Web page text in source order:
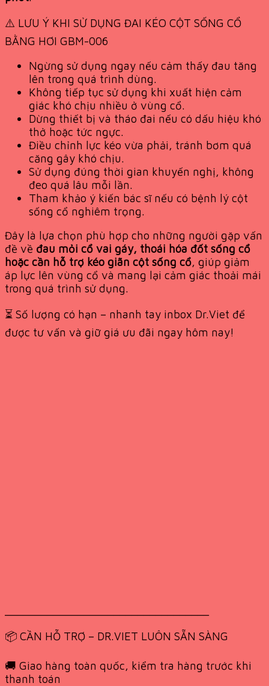
⚠️ LƯU Ý KHI SỬ DỤNG ĐAI KÉO CỘT SỐNG CỔ
BẰNG HƠI GBM-006
Ngừng sử dụng ngay nếu cảm thấy đau tăng
lên trong quá trình dùng.
Không tiếp tục sử dụng khi xuất hiện cảm
giác khó chịu nhiều ở vùng cổ.
Dừng thiết bị và tháo đai nếu có dấu hiệu khó
thở hoặc tức ngực.
Điều chỉnh lực kéo vừa phải, tránh bơm quá
căng gây khó chịu.
Sử dụng đúng thời gian khuyến nghị, không
đeo quá lâu mỗi lần.
Tham khảo ý kiến bác sĩ nếu có bệnh lý cột
sống cổ nghiêm trọng.
Đây là lựa chọn phù hợp cho những người gặp vấn
đề về đau mỏi cổ vai gáy, thoái hóa đốt sống cổ
hoặc cần hỗ trợ kéo giãn cột sống cổ, giúp giảm
áp lực lên vùng cổ và mang lại cảm giác thoải mái
trong quá trình sử dụng.
⏳ Số lượng có hạn – nhanh tay inbox Dr.Viet để
được tư vấn và giữ giá ưu đãi ngay hôm nay!
📦 CẦN HỖ TRỢ – DR.VIET LUÔN SẴN SÀNG
🚚 Giao hàng toàn quốc, kiểm tra hàng trước khi
thanh toán